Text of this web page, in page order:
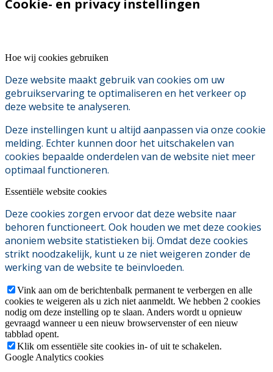
Cookie- en privacy instellingen
Hoe wij cookies gebruiken
Deze website maakt gebruik van cookies om uw
gebruikservaring te optimaliseren en het verkeer op
deze website te analyseren.
Deze instellingen kunt u altijd aanpassen via onze cookie
melding. Echter kunnen door het uitschakelen van
cookies bepaalde onderdelen van de website niet meer
optimaal functioneren.
Essentiële website cookies
Deze cookies zorgen ervoor dat deze website naar
behoren functioneert. Ook houden we met deze cookies
anoniem website statistieken bij. Omdat deze cookies
strikt noodzakelijk, kunt u ze niet weigeren zonder de
werking van de website te beïnvloeden.
Vink aan om de berichtenbalk permanent te verbergen en alle
cookies te weigeren als u zich niet aanmeldt. We hebben 2 cookies
nodig om deze instelling op te slaan. Anders wordt u opnieuw
gevraagd wanneer u een nieuw browservenster of een nieuw
tabblad opent.
Klik om essentiële site cookies in- of uit te schakelen.
Google Analytics cookies